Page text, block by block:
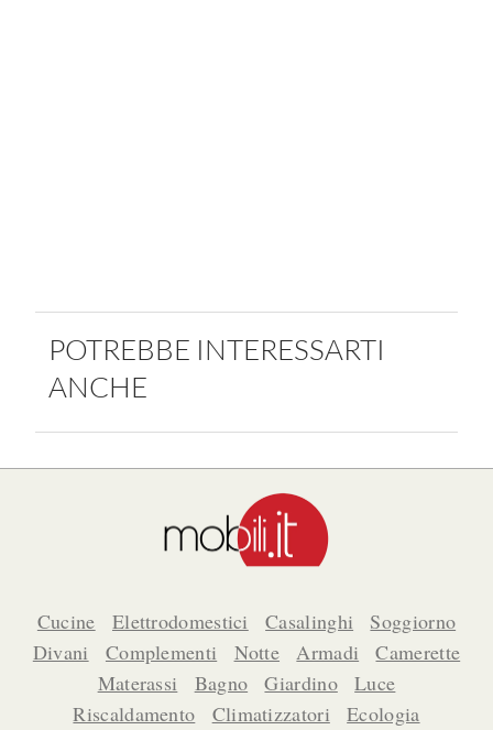
POTREBBE INTERESSARTI
ANCHE
Cucine Elettrodomestici Casalinghi
Soggiorno
Divani
Complementi Notte Armadi
Camerette
Materassi
Bagno Giardino
Luce
Riscaldamento
Climatizzatori Ecologia